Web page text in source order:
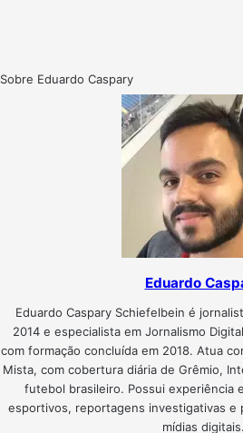
Sobre Eduardo Caspary
Eduardo
Eduardo Caspary Schiefelbein é
2014 e especialista em Jornalismo
com formação concluída em 2018. Atua
Mista, com cobertura diária de Grêmio,
futebol brasileiro. Possui experiência
esportivos, reportagens investigativas e
mídias digitais.